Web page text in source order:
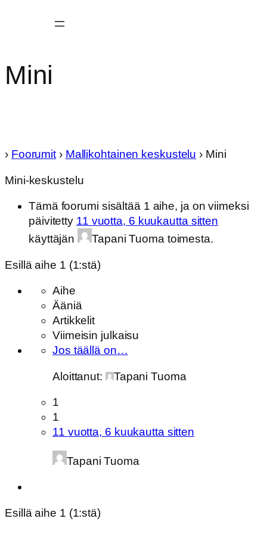
Mini
› Foorumit › Mallikohtainen keskustelu › Mini
Mini-keskustelu
Tämä foorumi sisältää 1 aihe, ja on viimeksi
päivitetty 11 vuotta, 6 kuukautta sitten
käyttäjän
Tapani Tuoma toimesta.
Esillä aihe 1 (1:stä)
Aihe
Ääniä
Artikkelit
Viimeisin julkaisu
Jos täällä on…
Aloittanut: Tapani Tuoma
1
1
11 vuotta, 6 kuukautta sitten
Tapani Tuoma
Esillä aihe 1 (1:stä)